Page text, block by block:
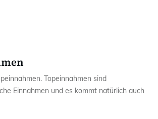
Topeinnahmen sind
Einnahmen und es kommt natürlich auch